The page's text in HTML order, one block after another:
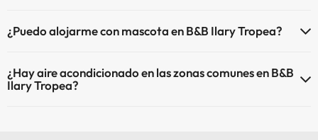
¿Puedo alojarme con mascota en B&B Ilary Tropea?
¿Hay aire acondicionado en las zonas comunes en B&B
Ilary Tropea?